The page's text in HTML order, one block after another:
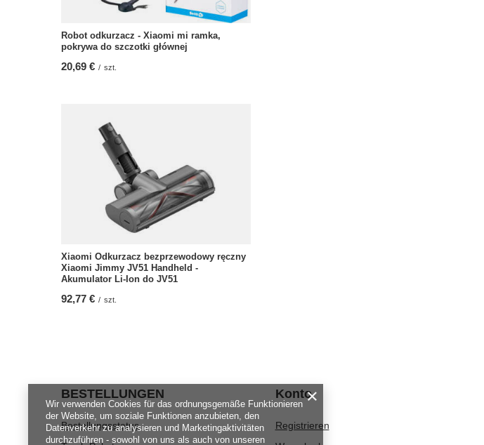
Robot odkurzacz - Xiaomi mi ramka,
pokrywa do szczotki głównej
20,69 € / szt.
Xiaomi Odkurzacz bezprzewodowy ręczny
Xiaomi Jimmy JV51 Handheld -
Akumulator Li-Ion do JV51
92,77 € / szt.
BESTELLUNGEN
Bestellungsstatus
Konto
Registrieren
Wir verwenden Cookies für das ordnungsgemäße Funktionieren
der Website, um soziale Funktionen anzubieten, den
Datenverkehr zu analysieren und Marketingaktivitäten
durchzuführen - sowohl von uns als auch von unseren